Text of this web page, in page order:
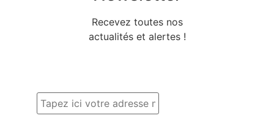
Recevez toutes nos
actualités et alertes !